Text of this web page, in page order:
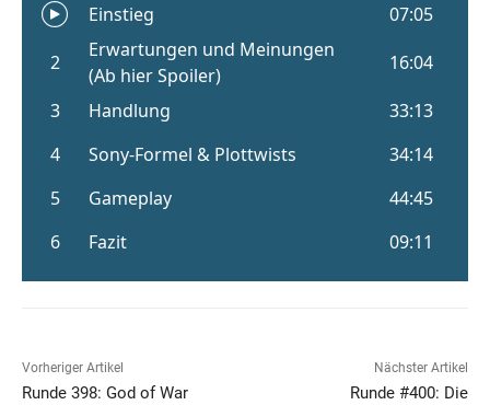
Vorheriger Artikel
Runde 398: God of War
Nächster Artikel
Runde #400: Die